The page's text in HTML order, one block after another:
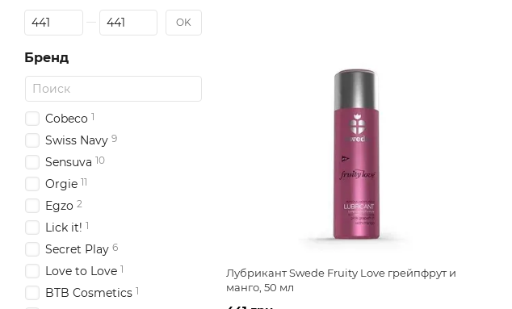
Лубрикант Swede Fruity Love грейпфрут и
манго, 50 мл
От Цена, грн
До Цена, грн OK
Бренд
Cobeco 1
Swiss Navy 9
Sensuva 10
Orgie 11
Egzo 2
Lick it! 1
Secret Play 6
Love to Love 1
BTB Cosmetics 1